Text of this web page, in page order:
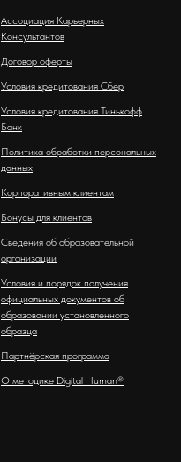
Ассоциация Карьерных
Консультантов
Договор оферты
Условия кредитования Сбер
Условия кредитования Тинькофф
Банк
Политика обработки персональных
данных
Корпоративным клиентам
Бонусы для клиентов
Сведения об образовательной
организации
Условия и порядок получения
официальных документов об
образовании установленного
образца
Партнёрская программа
О методике Digital Human®